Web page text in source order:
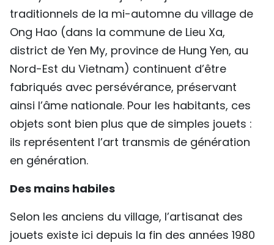
ENGLISH
中文
РУССКИЙ
ESPAÑOL
traditionnels de la mi-automne du village de
Ong Hao (dans la commune de Lieu Xa,
district de Yen My, province de Hung Yen, au
Nord-Est du Vietnam) continuent d’être
fabriqués avec persévérance, préservant
ainsi l’âme nationale. Pour les habitants, ces
objets sont bien plus que de simples jouets :
ils représentent l’art transmis de génération
en génération.
Des mains habiles
Selon les anciens du village, l’artisanat des
jouets existe ici depuis la fin des années 1980